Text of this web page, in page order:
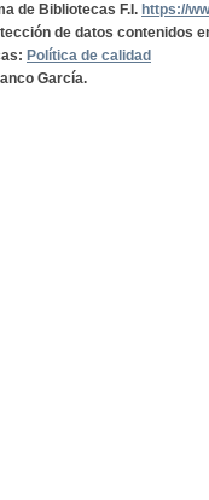
de Bibliotecas F.I. https://
de datos contenidos
Política de calidad
García.